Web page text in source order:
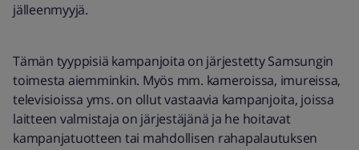
jälleenmyyjä.
Tämän tyyppisiä kampanjoita on järjestetty Samsungin
toimesta aiemminkin. Myös mm. kameroissa, imureissa,
televisioissa yms. on ollut vastaavia kampanjoita, joissa
laitteen valmistaja on järjestäjänä ja he hoitavat
kampanjatuotteen tai mahdollisen rahapalautuksen